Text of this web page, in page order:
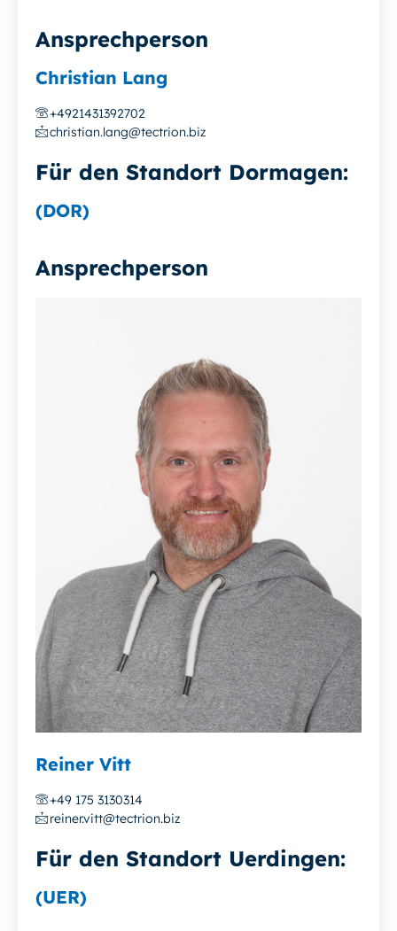
Ansprechperson
Christian Lang
+4921431392702
christian.lang@tectrion.biz
Für den Standort Dormagen:
(DOR)
Ansprechperson
Reiner Vitt
+49 175 3130314
reiner.vitt@tectrion.biz
Für den Standort Uerdingen:
(UER)